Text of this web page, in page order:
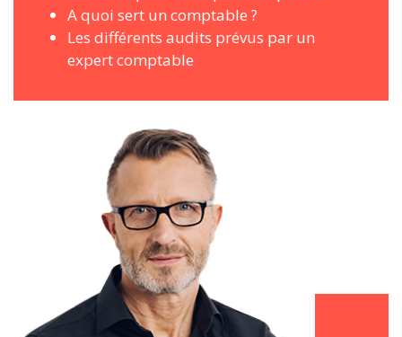
A quoi sert un comptable ?
Les différents audits prévus par un
expert comptable